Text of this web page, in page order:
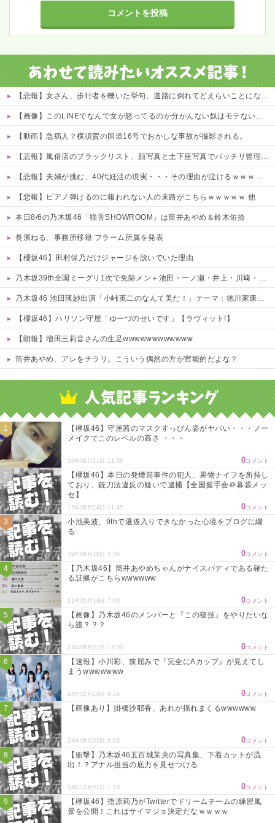
【悲報】女さん、歩行者を轢いた挙句、道路に倒れてどえらいことになってしまうw w w w w w w
【画像】このLINEでなんで女が怒ってるのか分かんない奴はモテない奴確定らしい←お前らは勿論わかるよな？？？？？？？
【動画】急病人？横須賀の国道16号でおかしな事故が撮影される。
【悲報】風俗店のブラックリスト、顔写真と土下座写真でバッチリ管理されてる件ｗｗｗｗ 他
【悲報】夫婦が挑む、40代妊活の現実・・・その理由が泣けるｗｗｗｗ 他
【悲報】ピアノ弾けるのに報われない人の末路がこちらｗｗｗｗｗ 他
本日8/6の乃木坂46「猫舌SHOWROOM」は筒井あやめ＆鈴木佑捺
長濱ねる、事務所移籍 フラーム所属を発表
【櫻坂46】田村保乃だけジャージを脱いでいた理由
乃木坂39th全国ミーグリ1次で免除メン＋池田・一ノ瀬・井上・川﨑・菅原・中西が全完売
乃木坂46 池田瑛紗出演「小峠英二のなんて美だ！」テーマ：徳川家康【2025.8.5 24:00〜 TOKYO MX】
【櫻坂46】ハリソン守屋「ゆーづのせいです」【ラヴィット!】
【朗報】増田三莉音さんの生足wwwwwwwwwwww
筒井あやめ、アレをチラリ。こういう偶然の方が官能的だよな？
【欅坂46】守屋茜のマスクすっぴん姿がヤバい・・・ノー
メイクでこのレベルの高さ ・・・
16年06月11日 11:39 0コメント
【欅坂46】本日の発煙筒事件の犯人、果物ナイフを所持し
ており、銃刀法違反の疑いで逮捕【全国握手会＠幕張メッ
セ】
17年06月24日 11:45 0コメント
小池美波、9thで選抜入りできなかった心境をブログに綴
る
19年09月16日 2:36 0コメント
【乃木坂46】筒井あやめちゃんがナイスバディである確た
る証拠がこちらwwwwww
21年05月14日 7:00 0コメント
【画像】乃木坂46のメンバーと『この寝技』をやりたいな
ら誰？？？
22年06月21日 12:00 0コメント
【速報】小川彩、前屈みで『完全にAカップ』が見えてし
まうwwwwwww
24年02月29日 9:35 0コメント
【画像あり】掛橋沙耶香、あれが揺れまくるwwwwww
24年08月05日 6:05 0コメント
【衝撃】乃木坂46五百城茉央の写真集、下着カットが流
出！？アナル担当の底力を見せつける
24年12月01日 1:00 0コメント
【欅坂46】指原莉乃がTwitterでドリームチームの練習風
景を公開！これはサイマジョ決定だなｗｗｗｗ